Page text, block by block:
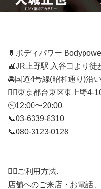
💊ボディパワー
🚉JR上野駅 入谷口より徒
🚘国道4号線(昭和通り)沿い
🚶‍♂️東京都台東区東上野4-
🕙12:00〜20:00
📞03-6339-8310
📞080-3123-0128
🙋‍♂️ご利用方法:
店舗へのご来店・お電話